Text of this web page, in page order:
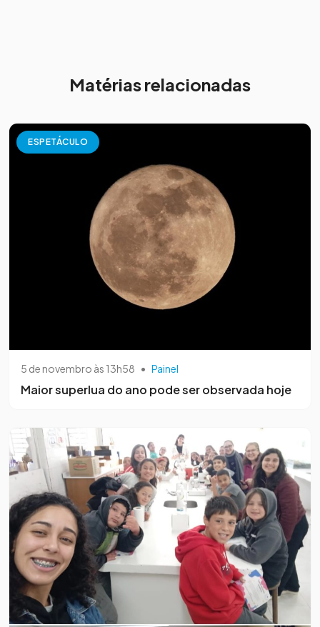
Matérias relacionadas
ESPETÁCULO
5 de novembro às 13h58 • Painel
Maior superlua do ano pode ser observada hoje